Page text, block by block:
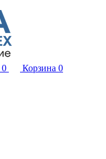
0 Корзина 0